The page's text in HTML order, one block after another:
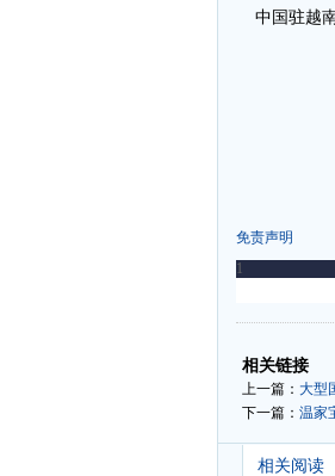
中国驻越南
免责声明
-
相关链接
上一篇： 大型
下一篇： 温家
相关阅读